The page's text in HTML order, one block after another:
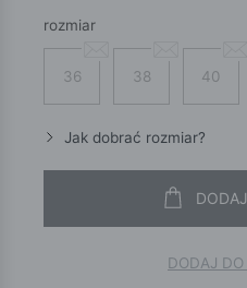
rozmiar
36 38 40
Jak dobrać rozmiar?
DODAJ